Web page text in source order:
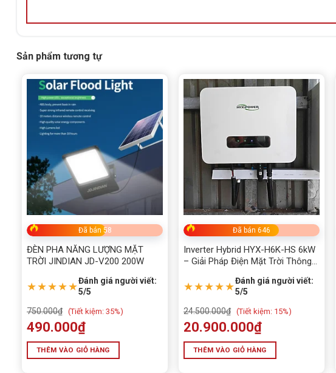
ĐÈN PHA NĂNG LƯỢNG MẶT TRỜI JINDIAN 100W JD-V100 100W
Thông số kỹ thuật ĐÈN PHA NĂNG
100W JD-V100 100W
THÔNG SỐ
CHI TIẾT
Tên sản phẩm
ĐÈN PHA NĂNG LƯỢNG MẶT TRỜI
Công suất
100W
Sản phẩm tương tự
Đã bán 58
ĐÈN PHA NĂNG LƯỢNG MẶT
TRỜI JINDIAN JD-V200 200W
★★★★★Đánh giá người viết:
5/5
750.000₫ (Tiết kiệm: 35%)
490.000₫
THÊM VÀO GIỎ HÀNG
Đã bán 646
Inverter Hybrid HYX-H6K-HS 6kW
– Giải Pháp Điện Mặt Trời Thông
★★★★★Đánh giá người viết:
5/5
24.500.000₫ (Tiết kiệm: 15%)
20.900.000₫
THÊM VÀO GIỎ HÀNG